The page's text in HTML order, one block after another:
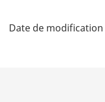
é
Date de modification